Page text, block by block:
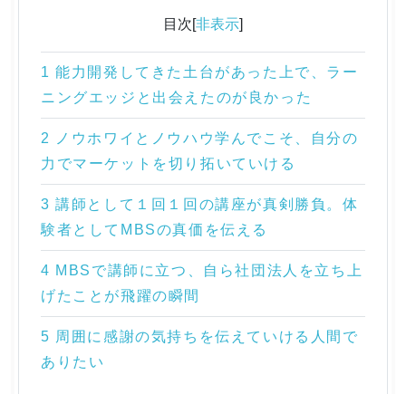
目次[非表示]
1 能力開発してきた土台があった上で、ラー
ニングエッジと出会えたのが良かった
2 ノウホワイとノウハウ学んでこそ、自分の
力でマーケットを切り拓いていける
3 講師として１回１回の講座が真剣勝負。体
験者としてMBSの真価を伝える
4 MBSで講師に立つ、自ら社団法人を立ち上
げたことが飛躍の瞬間
5 周囲に感謝の気持ちを伝えていける人間で
ありたい